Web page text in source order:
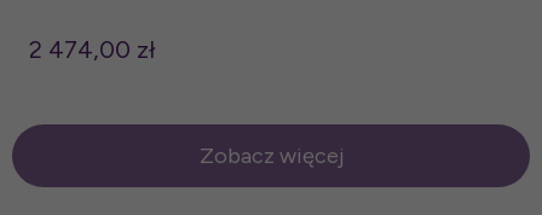
2 474,00 zł
Zobacz więcej